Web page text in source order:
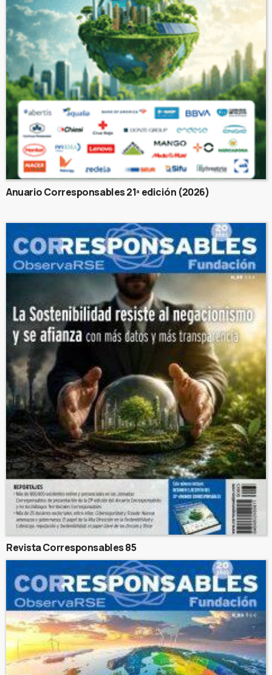
Anuario Corresponsables 21ª edición (2026)
Revista Corresponsables 85